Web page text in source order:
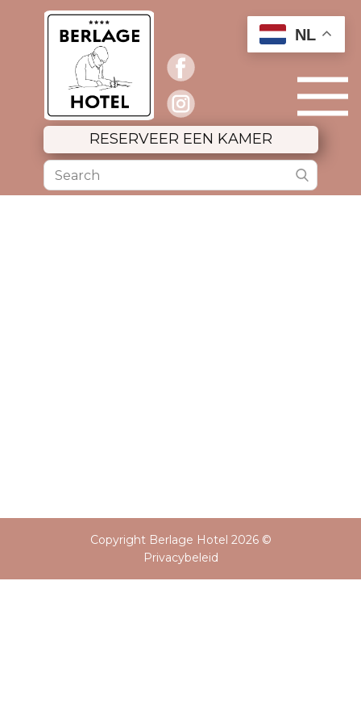
RESERVEER EEN KAMER
Copyright Berlage Hotel 2026 ©
Privacybeleid
NL